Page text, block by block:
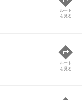
ルート
を見る
ルート
を見る